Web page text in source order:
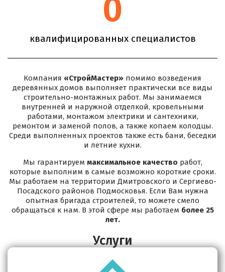
0
квалифицированных специалистов
Компания «СтройМастер» помимо возведения
деревянных домов выполняет практически все виды
строительно-монтажных работ. Мы занимаемся
внутренней и наружной отделкой, кровельными
работами, монтажом электрики и сантехники,
ремонтом и заменой полов, а также копаем колодцы.
Среди выполненных проектов также есть бани, беседки
и летние кухни.
Мы гарантируем максимальное качество работ,
которые выполним в самые возможно короткие сроки.
Мы работаем на территории Дмитровского и Сергиево-
Посадского районов Подмосковья. Если Вам нужна
опытная бригада строителей, то можете смело
обращаться к нам. В этой сфере мы работаем более 25
лет.
Услуги